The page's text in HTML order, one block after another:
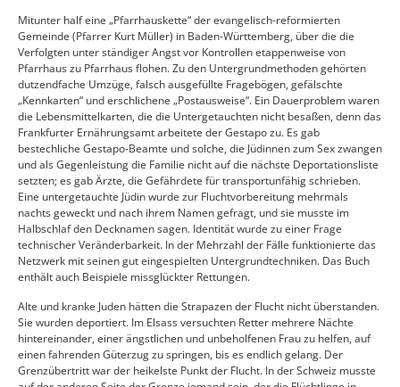
Mitunter half eine „Pfarrhauskette“ der evangelisch-reformierten
Gemeinde (Pfarrer Kurt Müller) in Baden-Württemberg, über die die
Verfolgten unter ständiger Angst vor Kontrollen etappenweise von
Pfarrhaus zu Pfarrhaus flohen. Zu den Untergrundmethoden gehörten
dutzendfache Umzüge, falsch ausgefüllte Fragebögen, gefälschte
„Kennkarten“ und erschlichene „Postausweise“. Ein Dauerproblem waren
die Lebensmittelkarten, die die Untergetauchten nicht besaßen, denn das
Frankfurter Ernährungsamt arbeitete der Gestapo zu. Es gab
bestechliche Gestapo-Beamte und solche, die Jüdinnen zum Sex zwangen
und als Gegenleistung die Familie nicht auf die nächste Deportationsliste
setzten; es gab Ärzte, die Gefährdete für transportunfähig schrieben.
Eine untergetauchte Jüdin wurde zur Fluchtvorbereitung mehrmals
nachts geweckt und nach ihrem Namen gefragt, und sie musste im
Halbschlaf den Decknamen sagen. Identität wurde zu einer Frage
technischer Veränderbarkeit. In der Mehrzahl der Fälle funktionierte das
Netzwerk mit seinen gut eingespielten Untergrundtechniken. Das Buch
enthält auch Beispiele missglückter Rettungen.
Alte und kranke Juden hätten die Strapazen der Flucht nicht überstanden.
Sie wurden deportiert. Im Elsass versuchten Retter mehrere Nächte
hintereinander, einer ängstlichen und unbeholfenen Frau zu helfen, auf
einen fahrenden Güterzug zu springen, bis es endlich gelang. Der
Grenzübertritt war der heikelste Punkt der Flucht. In der Schweiz musste